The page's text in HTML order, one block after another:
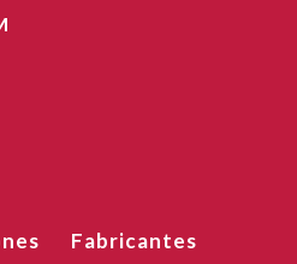
Fabricantes